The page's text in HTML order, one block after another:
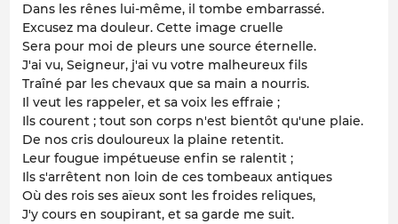
Dans les rênes lui-même, il tombe embarrassé.
Excusez ma douleur. Cette image cruelle
Sera pour moi de pleurs une source éternelle.
J'ai vu, Seigneur, j'ai vu votre malheureux fils
Traîné par les chevaux que sa main a nourris.
Il veut les rappeler, et sa voix les effraie ;
Ils courent ; tout son corps n'est bientôt qu'une plaie.
De nos cris douloureux la plaine retentit.
Leur fougue impétueuse enfin se ralentit ;
Ils s'arrêtent non loin de ces tombeaux antiques
Où des rois ses aïeux sont les froides reliques,
J'y cours en soupirant, et sa garde me suit.